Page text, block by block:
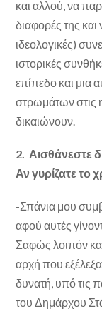
και αλλού, να
διαφορές της και
ιδεολογικές)
ιστορικές
επίπεδο και μια
στρωμάτων στις
δικαιώνουν.
2. Αισθάνεστε
Αν γυρίζατε το
-Σπάνια μου
αφού αυτές
Σαφώς λοιπόν
αρχή που
δυνατή, υπό τις
του Δημάρχου